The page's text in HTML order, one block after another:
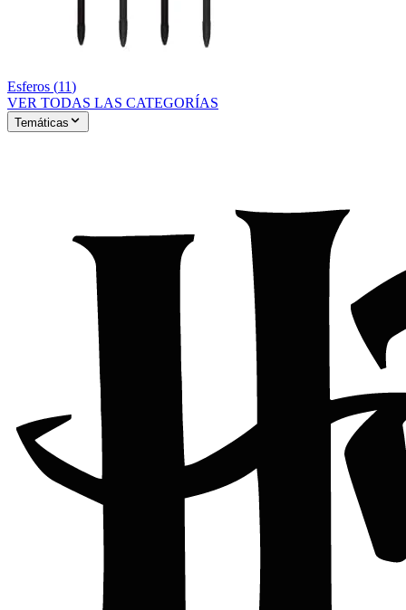
Esferos (11)
VER TODAS LAS CATEGORÍAS
Temáticas